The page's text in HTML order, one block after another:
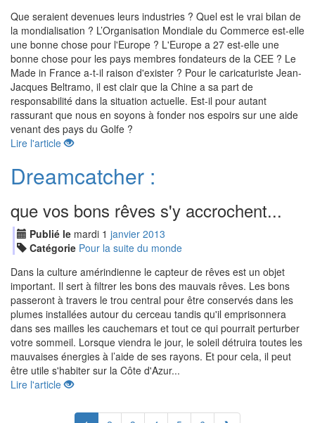
Que seraient devenues leurs industries ? Quel est le vrai bilan de
la mondialisation ? L’Organisation Mondiale du Commerce est-elle
une bonne chose pour l'Europe ? L'Europe a 27 est-elle une
bonne chose pour les pays membres fondateurs de la CEE ? Le
Made in France a-t-il raison d'exister ? Pour le caricaturiste Jean-
Jacques Beltramo, il est clair que la Chine a sa part de
responsabilité dans la situation actuelle. Est-il pour autant
rassurant que nous en soyons à fonder nos espoirs sur une aide
venant des pays du Golfe ?
Lire l'article
Dreamcatcher :
que vos bons rêves s'y accrochent...
Publié le mardi 1 janvier 2013
Catégorie Pour la suite du monde
Dans la culture amérindienne le capteur de rêves est un objet
important. Il sert à filtrer les bons des mauvais rêves. Les bons
passeront à travers le trou central pour être conservés dans les
plumes installées autour du cerceau tandis qu'il emprisonnera
dans ses mailles les cauchemars et tout ce qui pourrait perturber
votre sommeil. Lorsque viendra le jour, le soleil détruira toutes les
mauvaises énergies à l’aide de ses rayons. Et pour cela, il peut
être utile s'habiter sur la Côte d'Azur...
Lire l'article